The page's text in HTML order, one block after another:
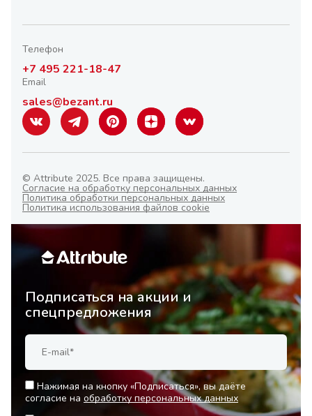
Телефон
+7 495 221-18-47
Email
sales@bezant.ru
© Attribute 2025. Все права защищены.
Согласие на обработку персональных данных
Политика обработки персональных данных
Политика использования файлов cookie
Подписаться на акции и
спецпредложения
Нажимая на кнопку «Подписаться», вы даёте
согласие на обработку персональных данных